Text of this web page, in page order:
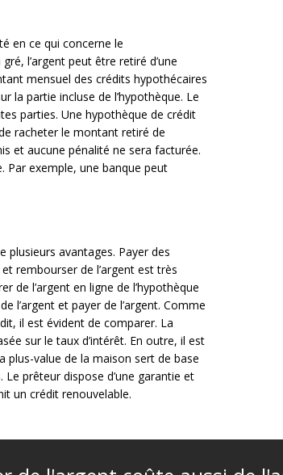
en ce qui concerne le
l’argent peut être retiré d’une
mensuel des crédits hypothécaires
la partie incluse de l’hypothèque. Le
parties. Une hypothèque de crédit
racheter le montant retiré de
et aucune pénalité ne sera facturée.
Par exemple, une banque peut
plusieurs avantages. Payer des
rembourser de l’argent est très
de l’argent en ligne de l’hypothèque
l’argent et payer de l’argent. Comme
il est évident de comparer. La
sur le taux d’intérêt. En outre, il est
plus-value de la maison sert de base
Le prêteur dispose d’une garantie et
un crédit renouvelable.